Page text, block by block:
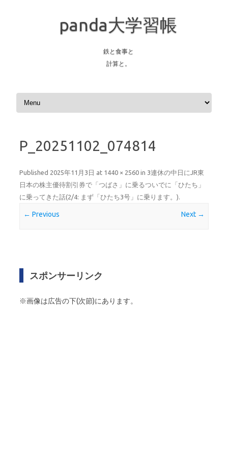
panda大学習帳
鉄と食事と
計算と。
Skip to content
P_20251102_074814
Published 2025年11月3日 at 1440 × 2560 in 3連休の中日にJR東
日本の株主優待割引券で「つばさ」に乗るついでに「ひたち」
に乗ってきた話(2/4: まず「ひたち3号」に乗ります。).
← Previous Next →
スポンサーリンク
※画像は広告の下(次節)にあります。